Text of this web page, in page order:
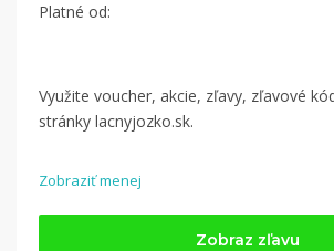
Platné od:
Využite voucher, akcie, zľavy, zľavové
stránky lacnyjozko.sk.
Zobraziť menej
Zobraz zľavu